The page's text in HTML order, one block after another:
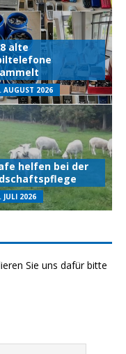
alte
AUGUST 2026
helfen bei der
JULI 2026
Sie uns dafür bitte